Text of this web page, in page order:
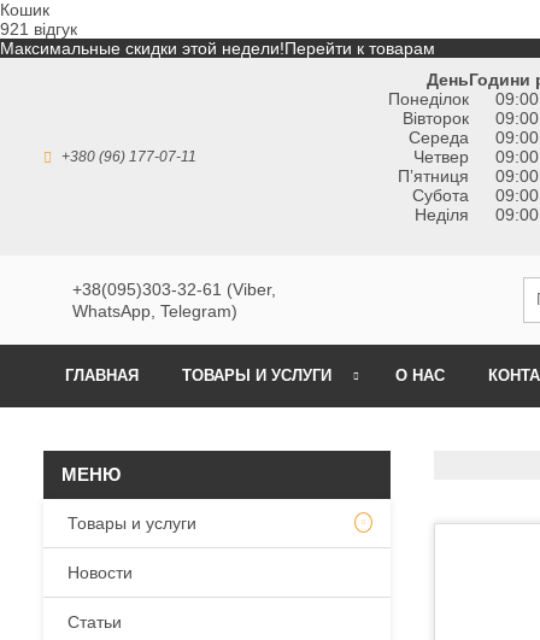
Кошик
921 відгук
Максимальные скидки этой недели!Перейти к товарам
+380 (96) 177-07-11
ДеньГодини
Понеділок
Вівторок
Середа
Четвер
Пʼятниця
Субота
Неділя
+38(095)303-32-61 (Viber,
WhatsApp, Telegram)
ГЛАВНАЯ ТОВАРЫ И УСЛУГИ О НАС
Товары и услуги
Новости
Статьи